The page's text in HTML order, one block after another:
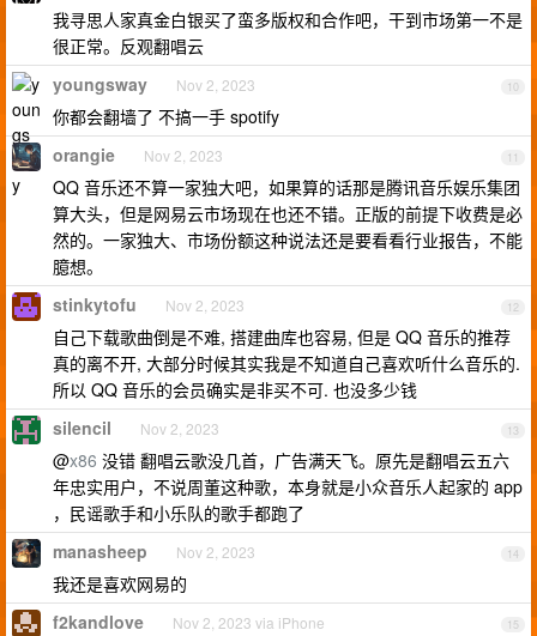
我寻思人家真金白银买了蛮多版权和合作吧，干到市场第一不是
很正常。反观翻唱云
10
youngsway Nov 2, 2023
你都会翻墙了 不搞一手 spotify
11
orangie Nov 2, 2023
QQ 音乐还不算一家独大吧，如果算的话那是腾讯音乐娱乐集团
算大头，但是网易云市场现在也还不错。正版的前提下收费是必
然的。一家独大、市场份额这种说法还是要看看行业报告，不能
臆想。
12
stinkytofu Nov 2, 2023
自己下载歌曲倒是不难, 搭建曲库也容易, 但是 QQ 音乐的推荐
真的离不开, 大部分时候其实我是不知道自己喜欢听什么音乐的.
所以 QQ 音乐的会员确实是非买不可. 也没多少钱
13
silencil Nov 2, 2023
@x86 没错 翻唱云歌没几首，广告满天飞。原先是翻唱云五六
年忠实用户，不说周董这种歌，本身就是小众音乐人起家的 app
，民谣歌手和小乐队的歌手都跑了
14
manasheep Nov 2, 2023
我还是喜欢网易的
15
f2kandlove Nov 2, 2023 via iPhone